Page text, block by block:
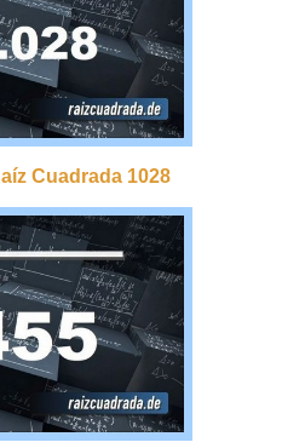
Cuadrada 1028